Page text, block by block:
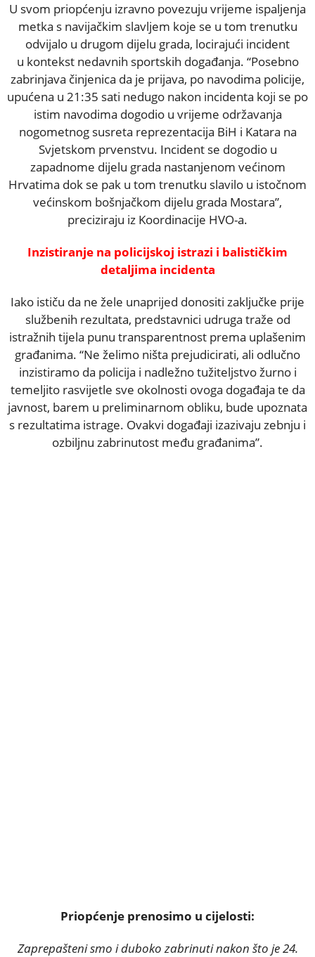
U svom priopćenju izravno povezuju vrijeme ispaljenja
metka s navijačkim slavljem koje se u tom trenutku
odvijalo u drugom dijelu grada, locirajući incident
u kontekst nedavnih sportskih događanja. “Posebno
zabrinjava činjenica da je prijava, po navodima policije,
upućena u 21:35 sati nedugo nakon incidenta koji se po
istim navodima dogodio u vrijeme održavanja
nogometnog susreta reprezentacija BiH i Katara na
Svjetskom prvenstvu. Incident se dogodio u
zapadnome dijelu grada nastanjenom većinom
Hrvatima dok se pak u tom trenutku slavilo u istočnom
većinskom bošnjačkom dijelu grada Mostara”,
preciziraju iz Koordinacije HVO-a.
Inzistiranje na policijskoj istrazi i balističkim
detaljima incidenta
Iako ističu da ne žele unaprijed donositi zaključke prije
službenih rezultata, predstavnici udruga traže od
istražnih tijela punu transparentnost prema uplašenim
građanima. “Ne želimo ništa prejudicirati, ali odlučno
inzistiramo da policija i nadležno tužiteljstvo žurno i
temeljito rasvijetle sve okolnosti ovoga događaja te da
javnost, barem u preliminarnom obliku, bude upoznata
s rezultatima istrage. Ovakvi događaji izazivaju zebnju i
ozbiljnu zabrinutost među građanima”.
Priopćenje prenosimo u cijelosti:
Zaprepašteni smo i duboko zabrinuti nakon što je 24.